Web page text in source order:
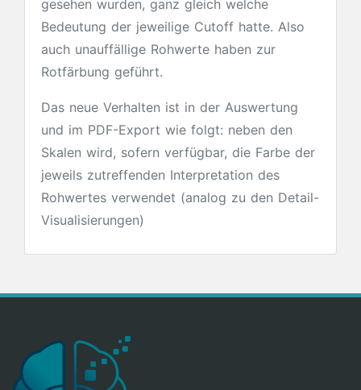
gesehen wurden, ganz gleich welche
Bedeutung der jeweilige Cutoff hatte. Also
auch unauffällige Rohwerte haben zur
Rotfärbung geführt.
Das neue Verhalten ist in der Auswertung
und im PDF-Export wie folgt: neben den
Skalen wird, sofern verfügbar, die Farbe der
jeweils zutreffenden Interpretation des
Rohwertes verwendet (analog zu den Detail-
Visualisierungen)